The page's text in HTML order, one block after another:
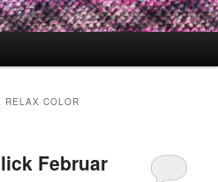
RELAX COLOR
Februar